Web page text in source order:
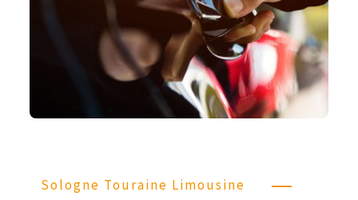
Sologne Touraine Limousine